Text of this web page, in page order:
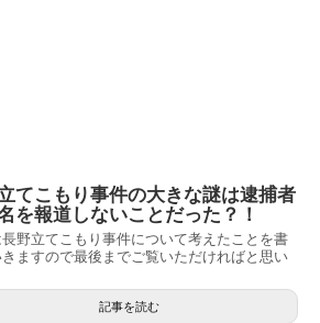
てこもり事件の大きな謎は逮捕者
を報道しないことだった？！
野立てこもり事件について考えたことを書
ますので最後までご覧いただければと思い
記事を読む